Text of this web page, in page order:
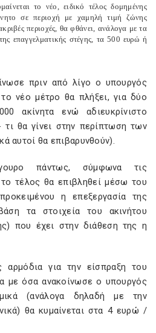
το νέο, ειδικό τέλος δομημένης
σε περιοχή με χαμηλή τιμή ζώνης
περιοχές, θα φθάνει, ανάλογα με τα
επαγγελματικής στέγης, τα 500 ευρώ ή
πριν από λίγο ο υπουργός
νέο μέτρο θα πλήξει, για δύο
ακίνητα ενώ αδιευκρίνιστο
θα γίνει στην περίπτωση των
αυτοί θα επιβαρυνθούν).
πάντως, σύμφωνα τις
το τέλος θα επιβληθεί μέσω του
η επεξεργασία της
τα στοιχεία του ακινήτου
που έχει στην διάθεση της η
για την είσπραξη του
με όσα ανακοίνωσε ο υπουργός
(ανάλογα δηλαδή με την
θα κυμαίνεται στα 4 ευρώ /